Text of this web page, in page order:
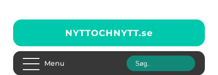
NYTTOCHNYTT.se
Menu